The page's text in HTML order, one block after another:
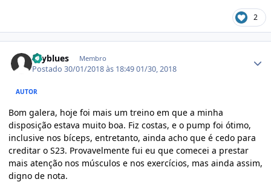
2
skyblues Membro
Postado30/01/2018 às 18:4901/30, 2018
AUTOR
Bom galera, hoje foi mais um treino em que a minha
disposição estava muito boa. Fiz costas, e o pump foi ótimo,
inclusive nos bíceps, entretanto, ainda acho que é cedo para
creditar o S23. Provavelmente fui eu que comecei a prestar
mais atenção nos músculos e nos exercícios, mas ainda assim,
digno de nota.